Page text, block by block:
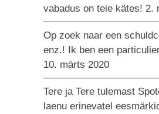
vabadus on teie kätes! 2.
Op zoek naar een
enz.! Ik ben een
10. märts 2020
Tere ja Tere tulemast
laenu erinevatel